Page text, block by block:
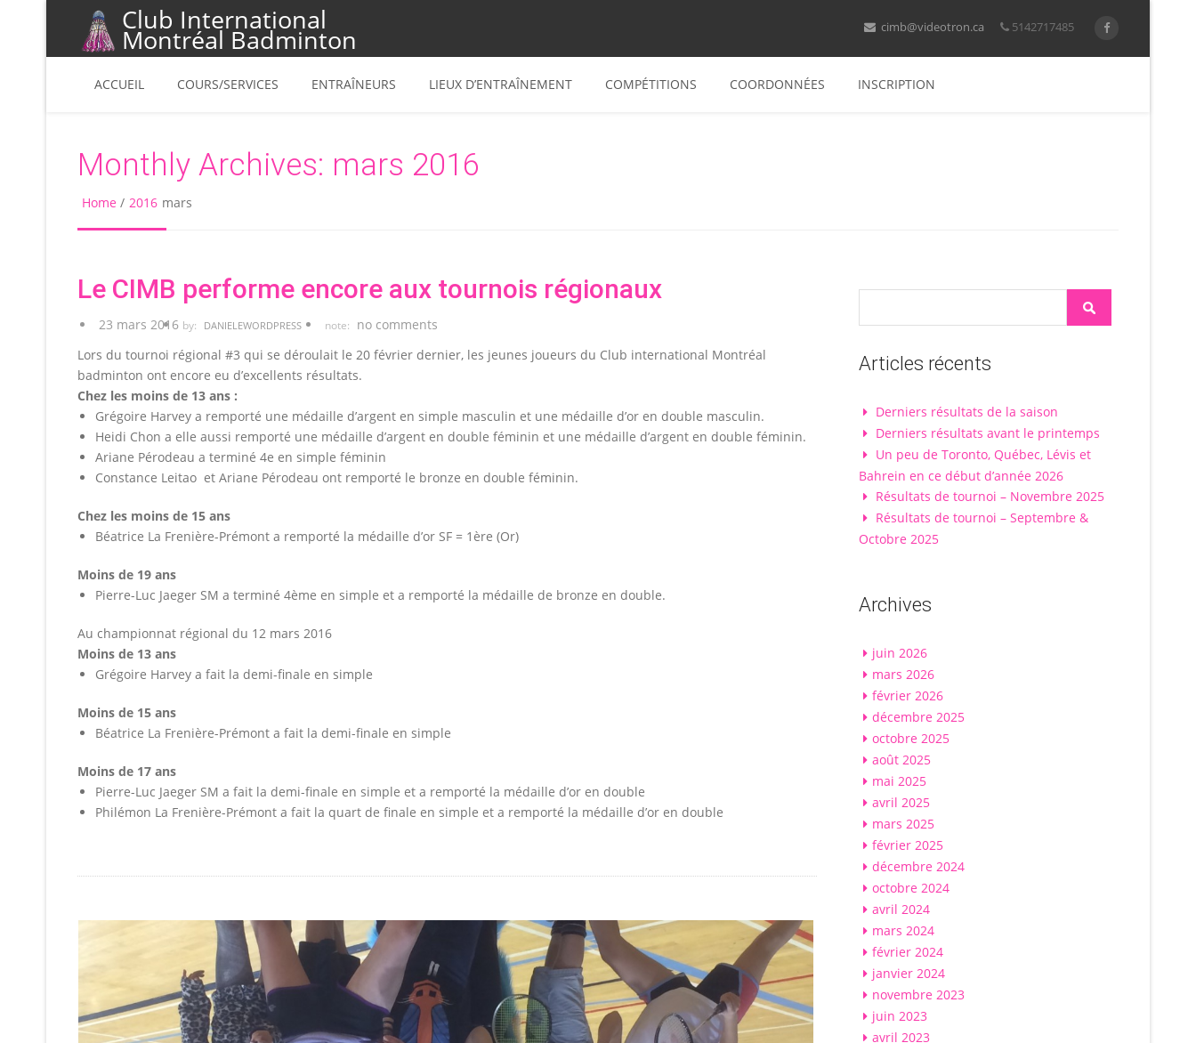
Club International
Montréal Badminton cimb@videotron.ca 5142717485
ACCUEIL COURS/SERVICES ENTRAÎNEURS LIEUX D’ENTRAÎNEMENT COMPÉTITIONS COORDONNÉES INSCRIPTION
Monthly Archives: mars 2016
Home / 2016 mars
Le CIMB performe encore aux tournois régionaux
23 mars 2016 by: DANIELEWORDPRESS note: no comments
Lors du tournoi régional #3 qui se déroulait le 20 février dernier, les jeunes joueurs du Club international Montréal
badminton ont encore eu d’excellents résultats.
Chez les moins de 13 ans :
Grégoire Harvey a remporté une médaille d’argent en simple masculin et une médaille d’or en double masculin.
Heidi Chon a elle aussi remporté une médaille d’argent en double féminin et une médaille d’argent en double féminin.
Ariane Pérodeau a terminé 4e en simple féminin
Constance Leitao et Ariane Pérodeau ont remporté le bronze en double féminin.
Chez les moins de 15 ans
Béatrice La Frenière-Prémont a remporté la médaille d’or SF = 1ère (Or)
Moins de 19 ans
Pierre-Luc Jaeger SM a terminé 4ème en simple et a remporté la médaille de bronze en double.
Au championnat régional du 12 mars 2016
Moins de 13 ans
Grégoire Harvey a fait la demi-finale en simple
Moins de 15 ans
Béatrice La Frenière-Prémont a fait la demi-finale en simple
Moins de 17 ans
Pierre-Luc Jaeger SM a fait la demi-finale en simple et a remporté la médaille d’or en double
Philémon La Frenière-Prémont a fait la quart de finale en simple et a remporté la médaille d’or en double
Articles récents
Derniers résultats de la saison
Derniers résultats avant le printemps
Un peu de Toronto, Québec, Lévis et
Bahrein en ce début d’année 2026
Résultats de tournoi – Novembre 2025
Résultats de tournoi – Septembre &
Octobre 2025
Archives
juin 2026
mars 2026
février 2026
décembre 2025
octobre 2025
août 2025
mai 2025
avril 2025
mars 2025
février 2025
décembre 2024
octobre 2024
avril 2024
mars 2024
février 2024
janvier 2024
novembre 2023
juin 2023
avril 2023